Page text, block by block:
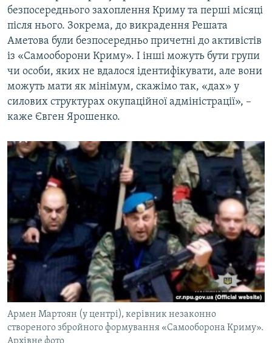
безпосереднього захоплення Криму та перші місяці
після нього. Зокрема, до викрадення Решата
Аметова були безпосередньо причетні до активістів
із «Самооборони Криму». І інші можуть бути групи
чи особи, яких не вдалося ідентифікувати, але вони
можуть мати як мінімум, скажімо так, «дах» у
силових структурах окупаційної адміністрації», –
каже Євген Ярошенко.
Армен Мартоян (у центрі), керівник незаконно
створеного збройного формування «Самооборона Криму».